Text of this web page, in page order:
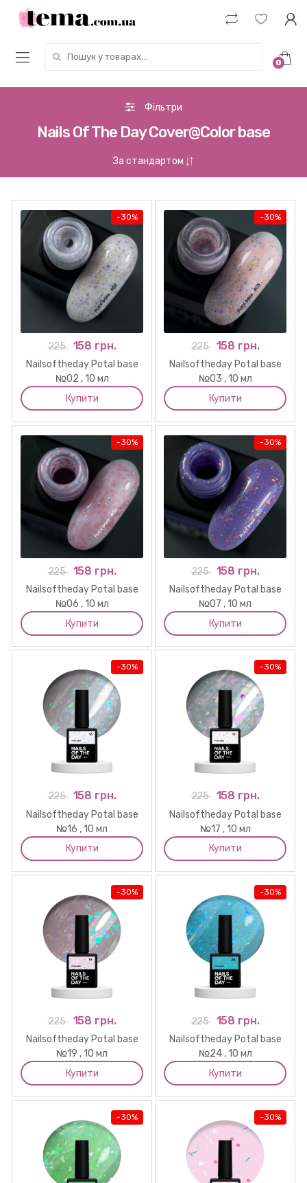
0
Фільтри
Nails Of The Day Cover@Color base
-30%
225 158 грн.
Nailsoftheday Potal base
№02 , 10 мл
Купити
-30%
225 158 грн.
Nailsoftheday Potal base
№03 , 10 мл
Купити
-30%
225 158 грн.
Nailsoftheday Potal base
№06 , 10 мл
Купити
-30%
225 158 грн.
Nailsoftheday Potal base
№07 , 10 мл
Купити
-30%
225 158 грн.
Nailsoftheday Potal base
№16 , 10 мл
Купити
-30%
225 158 грн.
Nailsoftheday Potal base
№17 , 10 мл
Купити
-30%
225 158 грн.
Nailsoftheday Potal base
№19 , 10 мл
Купити
-30%
225 158 грн.
Nailsoftheday Potal base
№24 , 10 мл
Купити
-30% -30%